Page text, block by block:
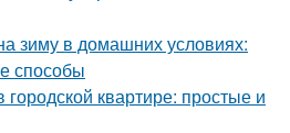
зиму в домашних условиях:
способы
городской квартире: простые и